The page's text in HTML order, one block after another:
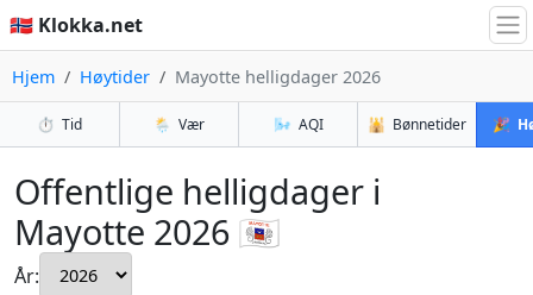
🇳🇴 Klokka.net
Hjem Høytider Mayotte helligdager 2026
⏱️ Tid 🌦️ Vær 🌬️ AQI 🕌 Bønnetider 🎉
Offentlige helligdager i
Mayotte 2026 🇾🇹
År: